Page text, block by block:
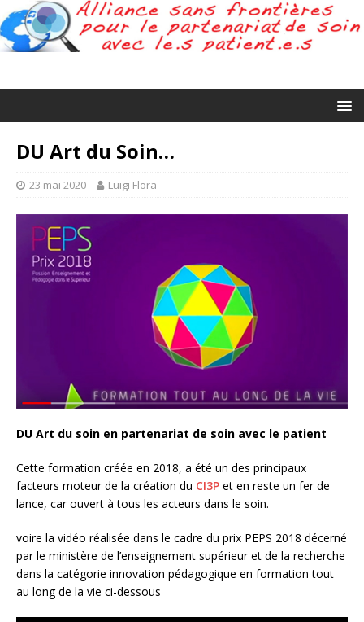
DU Art du Soin…
23 mai 2020 Luigi Flora
DU Art du soin en partenariat de soin avec le patient
Cette formation créée en 2018, a été un des principaux
facteurs moteur de la création du CI3P et en reste un fer de
lance, car ouvert à tous les acteurs dans le soin.
voire la vidéo réalisée dans le cadre du prix PEPS 2018 décerné
par le ministère de l’enseignement supérieur et de la recherche
dans la catégorie innovation pédagogique en formation tout
au long de la vie ci-dessous